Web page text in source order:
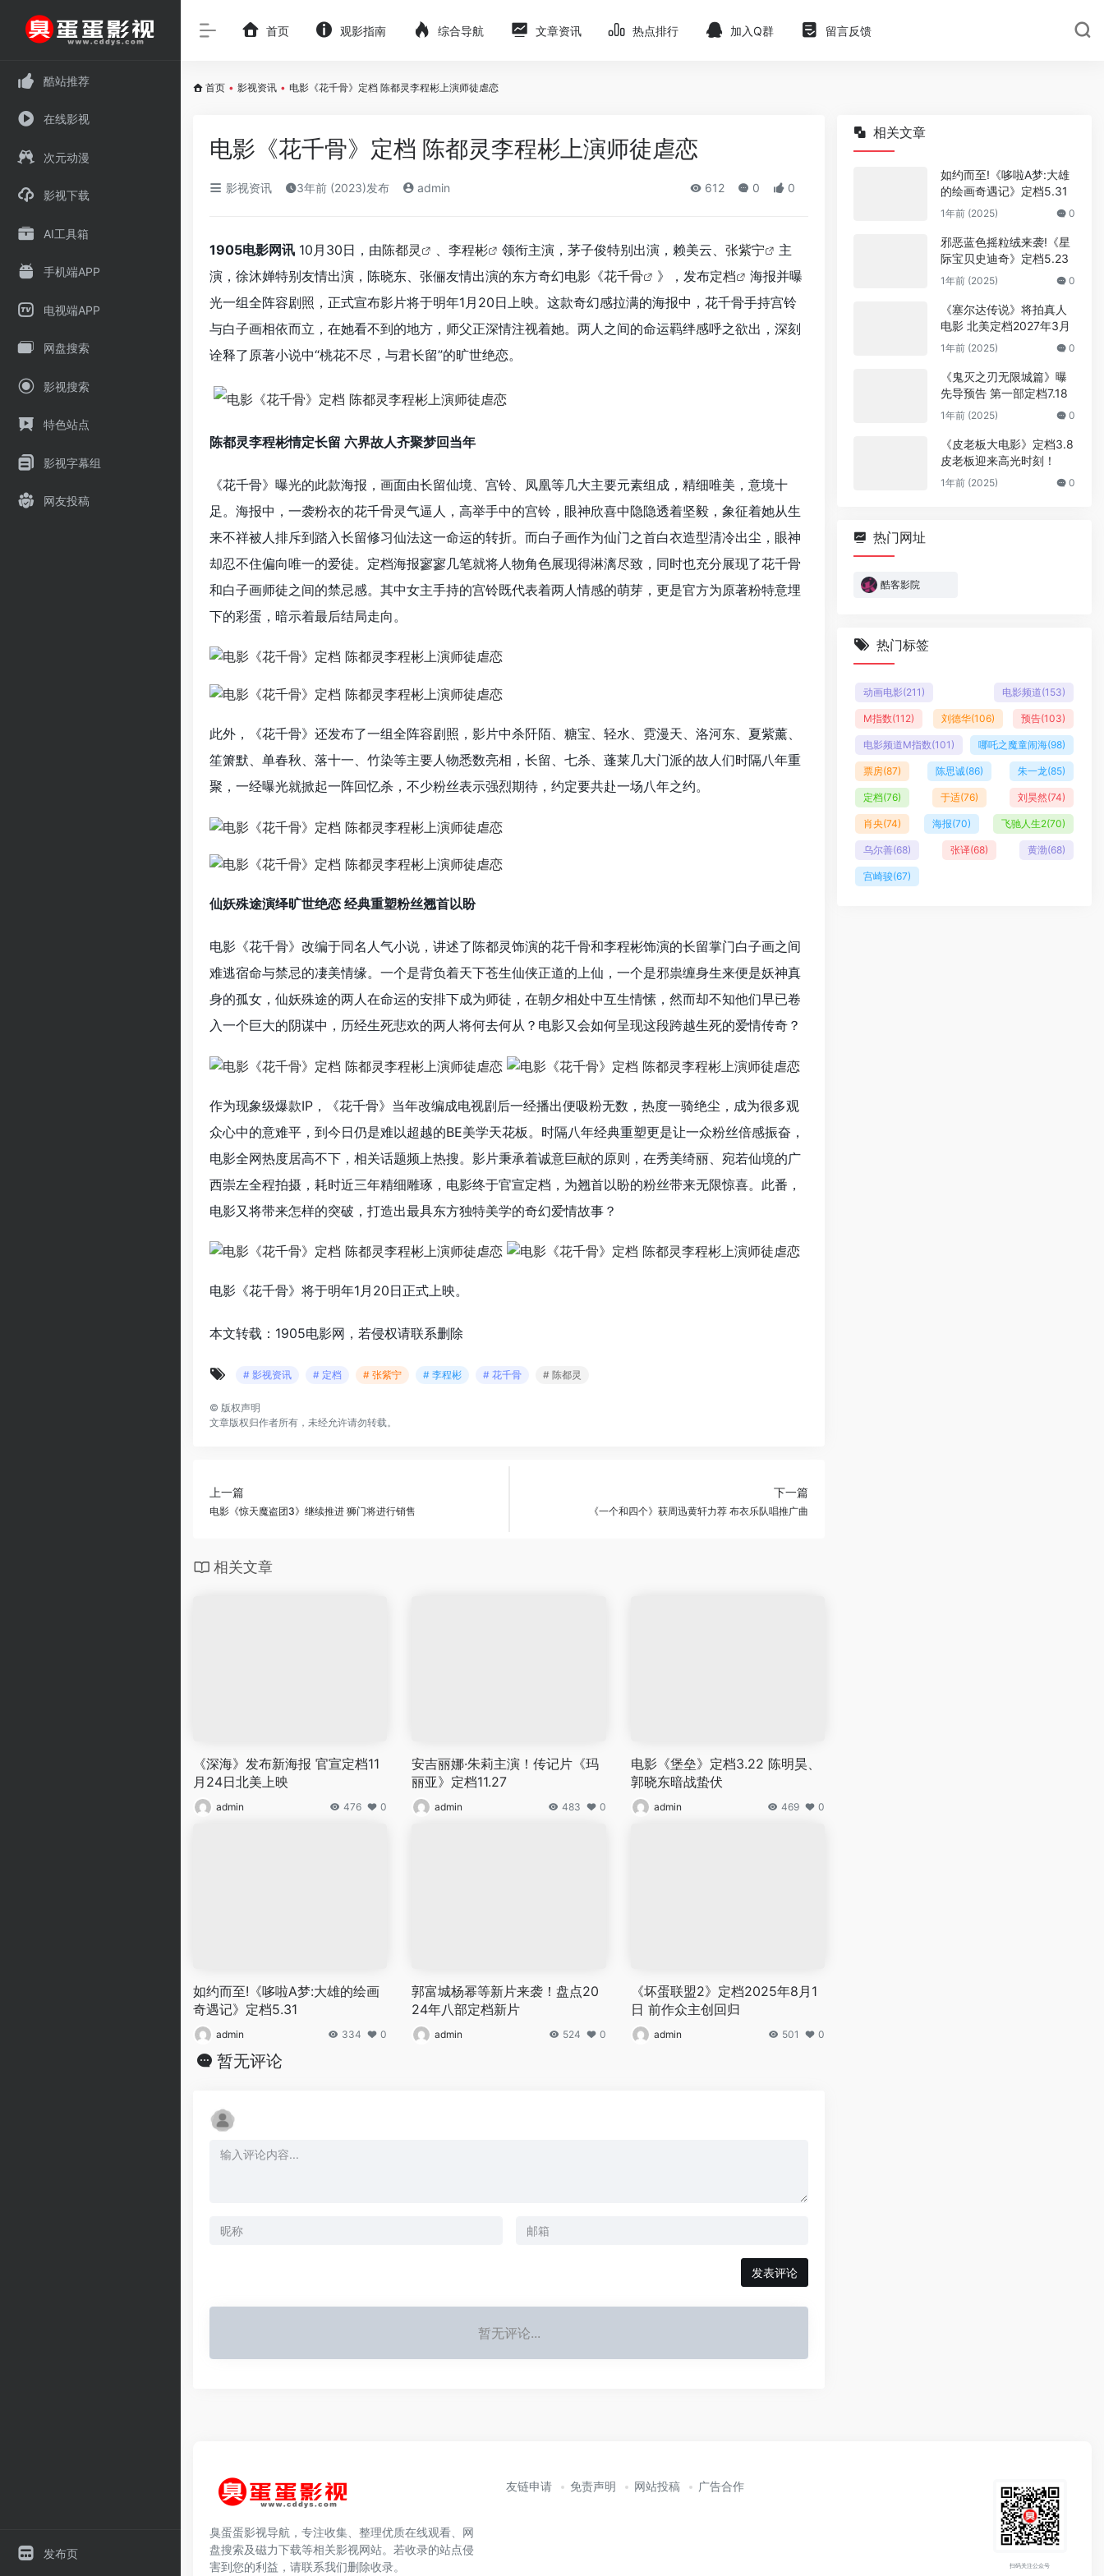
酷站推荐
在线影视
次元动漫
影视下载
AI工具箱
手机端APP
电视端APP
网盘搜索
影视搜索
特色站点
影视字幕组
网友投稿
发布页
首页 观影指南 综合导航 文章资讯 热点排行 加入Q群 留言反馈
首页 • 影视资讯 • 电影《花千骨》定档 陈都灵李程彬上演师徒虐恋
电影《花千骨》定档 陈都灵李程彬上演师徒虐恋
影视资讯 3年前 (2023)发布 admin 612 0 0
1905电影网讯 10月30日，由陈都灵 、 李程彬 领衔主演，茅子俊特别出演，赖美云、 张紫宁
主
演，徐沐婵特别友情出演，陈晓东、张俪友情出演的东方奇幻电影《花千骨 》，发布定档
海报并曝
光一组全阵容剧照，正式宣布影片将于明年1月20日上映。这款奇幻感拉满的海报中，花千骨手持宫铃
与白子画相依而立，在她看不到的地方，师父正深情注视着她。两人之间的命运羁绊感呼之欲出，深刻
诠释了原著小说中“桃花不尽，与君长留”的旷世绝恋。
陈都灵李程彬情定长留 六界故人齐聚梦回当年
《花千骨》曝光的此款海报，画面由长留仙境、宫铃、凤凰等几大主要元素组成，精细唯美，意境十
足。海报中，一袭粉衣的花千骨灵气逼人，高举手中的宫铃，眼神欣喜中隐隐透着坚毅，象征着她从生
来不祥被人排斥到踏入长留修习仙法这一命运的转折。而白子画作为仙门之首白衣造型清冷出尘，眼神
却忍不住偏向唯一的爱徒。定档海报寥寥几笔就将人物角色展现得淋漓尽致，同时也充分展现了花千骨
和白子画师徒之间的禁忌感。其中女主手持的宫铃既代表着两人情感的萌芽，更是官方为原著粉特意埋
下的彩蛋，暗示着最后结局走向。
此外，《花千骨》还发布了一组全阵容剧照，影片中杀阡陌、糖宝、轻水、霓漫天、洛河东、夏紫薰、
笙箫默、单春秋、落十一、竹染等主要人物悉数亮相，长留、七杀、蓬莱几大门派的故人们时隔八年重
聚，一经曝光就掀起一阵回忆杀，不少粉丝表示强烈期待，约定要共赴一场八年之约。
仙妖殊途演绎旷世绝恋 经典重塑粉丝翘首以盼
电影《花千骨》改编于同名人气小说，讲述了陈都灵饰演的花千骨和李程彬饰演的长留掌门白子画之间
难逃宿命与禁忌的凄美情缘。一个是背负着天下苍生仙侠正道的上仙，一个是邪祟缠身生来便是妖神真
身的孤女，仙妖殊途的两人在命运的安排下成为师徒，在朝夕相处中互生情愫，然而却不知他们早已卷
入一个巨大的阴谋中，历经生死悲欢的两人将何去何从？电影又会如何呈现这段跨越生死的爱情传奇？
作为现象级爆款IP，《花千骨》当年改编成电视剧后一经播出便吸粉无数，热度一骑绝尘，成为很多观
众心中的意难平，到今日仍是难以超越的BE美学天花板。时隔八年经典重塑更是让一众粉丝倍感振奋，
电影全网热度居高不下，相关话题频上热搜。影片秉承着诚意巨献的原则，在秀美绮丽、宛若仙境的广
西崇左全程拍摄，耗时近三年精细雕琢，电影终于官宣定档，为翘首以盼的粉丝带来无限惊喜。此番，
电影又将带来怎样的突破，打造出最具东方独特美学的奇幻爱情故事？
电影《花千骨》将于明年1月20日正式上映。
本文转载：1905电影网，若侵权请联系删除
# 影视资讯 # 定档 # 张紫宁 # 李程彬 # 花千骨 # 陈都灵
© 版权声明
文章版权归作者所有，未经允许请勿转载。
上一篇
电影《惊天魔盗团3》继续推进 狮门将进行销售
下一篇
《一个和四个》获周迅黄轩力荐 布衣乐队唱推广曲
相关文章
《深海》发布新海报 官宣定档11
月24日北美上映
admin 476 0
安吉丽娜·朱莉主演！传记片《玛
丽亚》定档11.27
admin 483 0
电影《堡垒》定档3.22 陈明昊、
郭晓东暗战蛰伏
admin 469 0
如约而至!《哆啦A梦:大雄的绘画
奇遇记》定档5.31
admin 334 0
郭富城杨幂等新片来袭！盘点20
24年八部定档新片
admin 524 0
《坏蛋联盟2》定档2025年8月1
日 前作众主创回归
admin 501 0
暂无评论
发表评论
暂无评论...
相关文章
如约而至!《哆啦A梦:大雄
的绘画奇遇记》定档5.31
1年前 (2025) 0
邪恶蓝色摇粒绒来袭!《星
际宝贝史迪奇》定档5.23
1年前 (2025) 0
《塞尔达传说》将拍真人
电影 北美定档2027年3月
1年前 (2025) 0
《鬼灭之刃无限城篇》曝
先导预告 第一部定档7.18
1年前 (2025) 0
《皮老板大电影》定档3.8
皮老板迎来高光时刻！
1年前 (2025) 0
热门网址
酷客影院
热门标签
动画电影(211) 电影频道(153)
M指数(112) 刘德华(106) 预告(103)
电影频道M指数(101) 哪吒之魔童闹海(98)
票房(87) 陈思诚(86) 朱一龙(85)
定档(76) 于适(76) 刘昊然(74)
肖央(74) 海报(70) 飞驰人生2(70)
乌尔善(68) 张译(68) 黄渤(68)
宫崎骏(67)
臭蛋蛋影视导航，专注收集、整理优质在线观看、网
盘搜索及磁力下载等相关影视网站。若收录的站点侵
害到您的利益，请联系我们删除收录。
友链申请 免责声明 网站投稿 广告合作
扫码关注公众号